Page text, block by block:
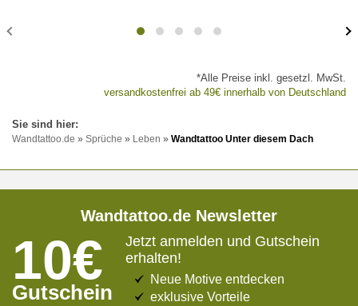
*Alle Preise inkl. gesetzl. MwSt.
versandkostenfrei ab 49€ innerhalb von Deutschland
Wandtattoo.de » Sprüche » Leben » Wandtattoo Unter diesem Dach
Wandtattoo.de Newsletter
10€
Gutschein
Jetzt anmelden und Gutschein
erhalten!
Neue Motive entdecken
exklusive Vorteile